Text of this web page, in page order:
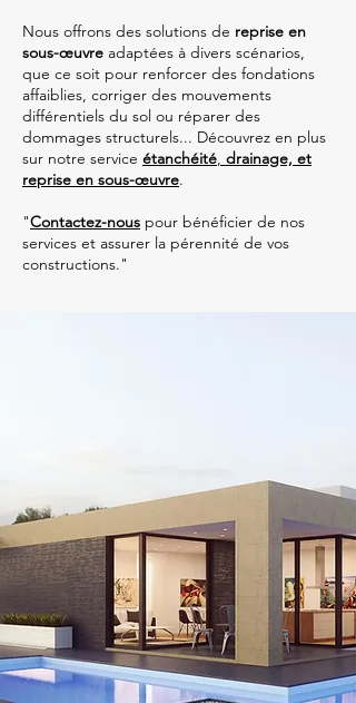
Nous offrons des solutions de reprise en
sous-œuvre adaptées à divers scénarios,
que ce soit pour renforcer des fondations
affaiblies, corriger des mouvements
différentiels du sol ou réparer des
dommages structurels... Découvrez en plus
sur notre service étanchéité, drainage, et
reprise en sous-œuvre.
"Contactez-nous pour bénéficier de nos
services et assurer la pérennité de vos
constructions."